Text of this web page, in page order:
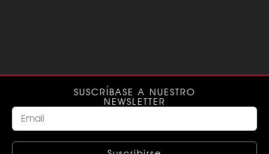
SUSCRÍBASE A NUESTRO
NEWSLETTER